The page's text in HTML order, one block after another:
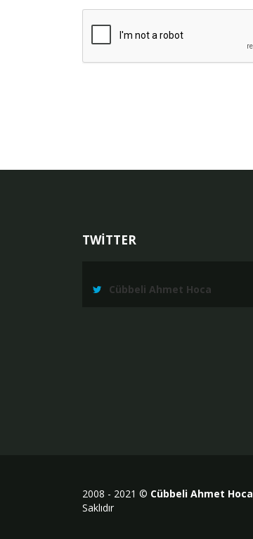
TWİTTER
Cübbeli Ahmet Hoca
2008 - 2021 © Cübbeli Ahmet Hoca
Saklıdır